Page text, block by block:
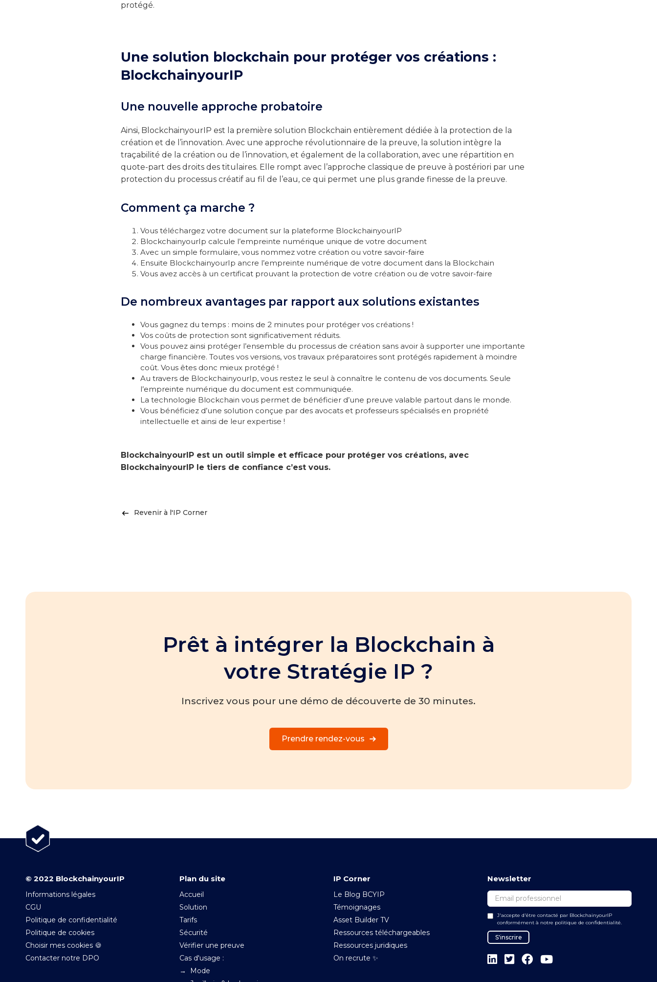
protégé.
Une solution blockchain pour protéger vos créations :
BlockchainyourIP
Une nouvelle approche probatoire
Ainsi, BlockchainyourIP est la première solution Blockchain entièrement dédiée à la protection de la
création et de l’innovation. Avec une approche révolutionnaire de la preuve, la solution intègre la
traçabilité de la création ou de l’innovation, et également de la collaboration, avec une répartition en
quote-part des droits des titulaires. Elle rompt avec l’approche classique de preuve à postériori par une
protection du processus créatif au fil de l’eau, ce qui permet une plus grande finesse de la preuve.
Comment ça marche ?
Vous téléchargez votre document sur la plateforme BlockchainyourIP
BlockchainyourIp calcule l’empreinte numérique unique de votre document
Avec un simple formulaire, vous nommez votre création ou votre savoir-faire
Ensuite BlockchainyourIp ancre l’empreinte numérique de votre document dans la Blockchain
Vous avez accès à un certificat prouvant la protection de votre création ou de votre savoir-faire
De nombreux avantages par rapport aux solutions existantes
Vous gagnez du temps : moins de 2 minutes pour protéger vos créations !
Vos coûts de protection sont significativement réduits.
Vous pouvez ainsi protéger l’ensemble du processus de création sans avoir à supporter une importante
charge financière. Toutes vos versions, vos travaux préparatoires sont protégés rapidement à moindre
coût. Vous êtes donc mieux protégé !
Au travers de BlockchainyourIp, vous restez le seul à connaître le contenu de vos documents. Seule
l’empreinte numérique du document est communiquée.
La technologie Blockchain vous permet de bénéficier d’une preuve valable partout dans le monde.
Vous bénéficiez d’une solution conçue par des avocats et professeurs spécialisés en propriété
intellectuelle et ainsi de leur expertise !
BlockchainyourIP est un outil simple et efficace pour protéger vos créations, avec
BlockchainyourIP le tiers de confiance c’est vous.
Revenir à l'IP Corner
Prêt à intégrer la Blockchain à
votre Stratégie IP ?
Inscrivez vous pour une démo de découverte de 30 minutes.
Prendre rendez-vous
© 2022 BlockchainyourIP
Informations légales
CGU
Politique de confidentialité
Politique de cookies
Choisir mes cookies 🍪
Contacter notre DPO
Plan du site
Accueil
Solution
Tarifs
Sécurité
Vérifier une preuve
Cas d'usage :
→ Mode
IP Corner
Le Blog BCYIP
Témoignages
Asset Builder TV
Ressources téléchargeables
Ressources juridiques
On recrute ✨
Newsletter
J'accepte d'être contacté par BlockchainyourIP
conformément à notre politique de confidentialité.
   